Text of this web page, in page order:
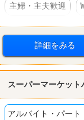
主婦・主夫歓迎
週3～4日からOK
車・
詳細をみる
スーパーマーケット
アルバイト・パート